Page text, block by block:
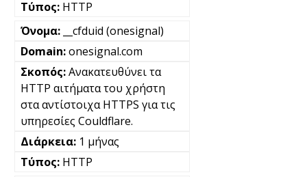
HTTP
__cfduid (onesignal)
onesignal.com
Ανακατευθύνει τα
HTTP αιτήματα του χρήστη
στα αντίστοιχα HTTPS για τις
υπηρεσίες Couldflare.
1 μήνας
HTTP